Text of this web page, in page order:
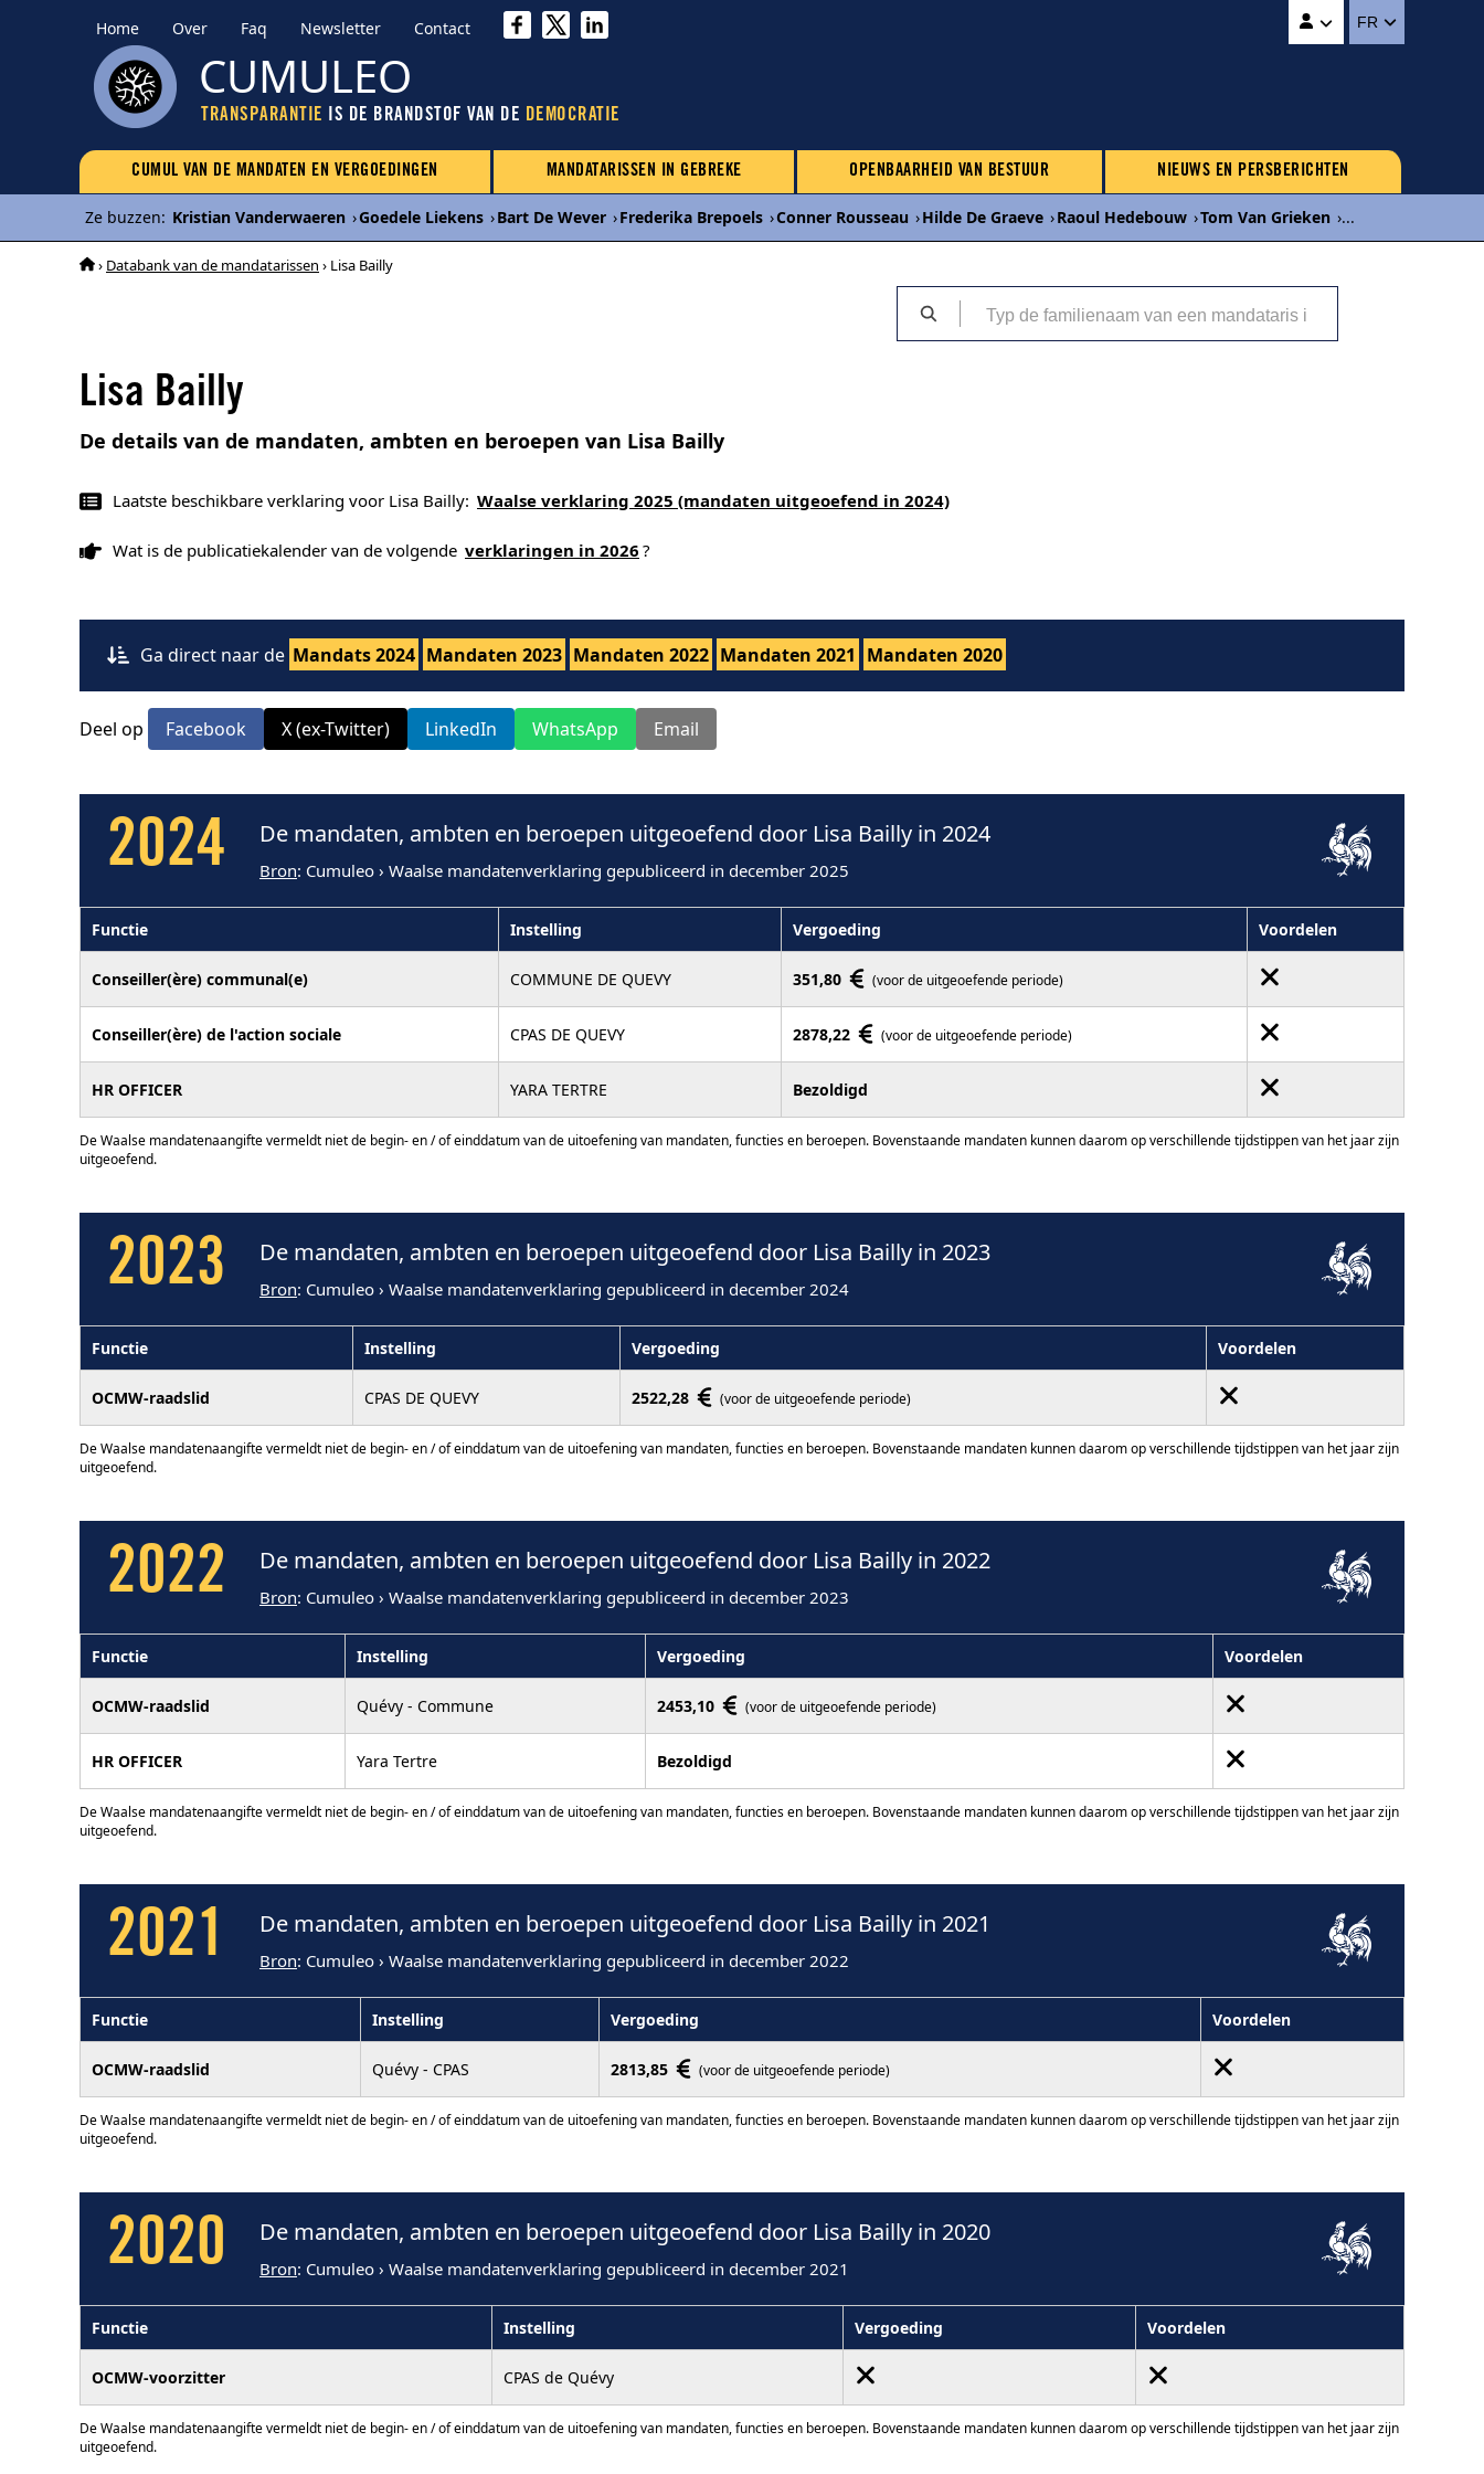
Home Over Faq Newsletter Contact FR
CUMULEO
TRANSPARANTIE IS DE BRANDSTOF VAN DE DEMOCRATIE
CUMUL VAN DE MANDATEN EN VERGOEDINGEN MANDATARISSEN IN GEBREKE OPENBAARHEID VAN BESTUUR NIEUWS EN PERSBERICHTEN
Ze buzzen: Kristian Vanderwaeren ›Goedele Liekens ›Bart De Wever ›Frederika Brepoels ›Conner Rousseau ›Hilde De Graeve ›Raoul Hedebouw ›Tom Van Grieken ›...
› Databank van de mandatarissen › Lisa Bailly
Lisa Bailly
De details van de mandaten, ambten en beroepen van Lisa Bailly
Laatste beschikbare verklaring voor Lisa Bailly: Waalse verklaring 2025 (mandaten uitgeoefend in 2024)
Wat is de publicatiekalender van de volgende verklaringen in 2026 ?
Ga direct naar de Mandats 2024 Mandaten 2023 Mandaten 2022 Mandaten 2021 Mandaten 2020
Deel op Facebook X (ex-Twitter) LinkedIn WhatsApp Email
2024 De mandaten, ambten en beroepen uitgeoefend door Lisa Bailly in 2024
Bron: Cumuleo › Waalse mandatenverklaring gepubliceerd in december 2025
Functie Instelling Vergoeding Voordelen
Conseiller(ère) communal(e) COMMUNE DE QUEVY 351,80 (voor de uitgeoefende periode)
Conseiller(ère) de l'action sociale CPAS DE QUEVY 2878,22 (voor de uitgeoefende periode)
HR OFFICER YARA TERTRE Bezoldigd
De Waalse mandatenaangifte vermeldt niet de begin- en / of einddatum van de uitoefening van mandaten, functies en beroepen. Bovenstaande mandaten kunnen daarom op verschillende tijdstippen van het jaar zijn
uitgeoefend.
2023 De mandaten, ambten en beroepen uitgeoefend door Lisa Bailly in 2023
Bron: Cumuleo › Waalse mandatenverklaring gepubliceerd in december 2024
Functie Instelling Vergoeding Voordelen
OCMW-raadslid CPAS DE QUEVY 2522,28 (voor de uitgeoefende periode)
De Waalse mandatenaangifte vermeldt niet de begin- en / of einddatum van de uitoefening van mandaten, functies en beroepen. Bovenstaande mandaten kunnen daarom op verschillende tijdstippen van het jaar zijn
uitgeoefend.
2022 De mandaten, ambten en beroepen uitgeoefend door Lisa Bailly in 2022
Bron: Cumuleo › Waalse mandatenverklaring gepubliceerd in december 2023
Functie Instelling Vergoeding Voordelen
OCMW-raadslid Quévy - Commune 2453,10 (voor de uitgeoefende periode)
HR OFFICER Yara Tertre Bezoldigd
De Waalse mandatenaangifte vermeldt niet de begin- en / of einddatum van de uitoefening van mandaten, functies en beroepen. Bovenstaande mandaten kunnen daarom op verschillende tijdstippen van het jaar zijn
uitgeoefend.
2021 De mandaten, ambten en beroepen uitgeoefend door Lisa Bailly in 2021
Bron: Cumuleo › Waalse mandatenverklaring gepubliceerd in december 2022
Functie Instelling Vergoeding Voordelen
OCMW-raadslid Quévy - CPAS 2813,85 (voor de uitgeoefende periode)
De Waalse mandatenaangifte vermeldt niet de begin- en / of einddatum van de uitoefening van mandaten, functies en beroepen. Bovenstaande mandaten kunnen daarom op verschillende tijdstippen van het jaar zijn
uitgeoefend.
2020 De mandaten, ambten en beroepen uitgeoefend door Lisa Bailly in 2020
Bron: Cumuleo › Waalse mandatenverklaring gepubliceerd in december 2021
Functie Instelling Vergoeding Voordelen
OCMW-voorzitter CPAS de Quévy
De Waalse mandatenaangifte vermeldt niet de begin- en / of einddatum van de uitoefening van mandaten, functies en beroepen. Bovenstaande mandaten kunnen daarom op verschillende tijdstippen van het jaar zijn
uitgeoefend.